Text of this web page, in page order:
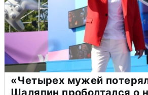
«Четырех мужей
Шаляпин проболтался о